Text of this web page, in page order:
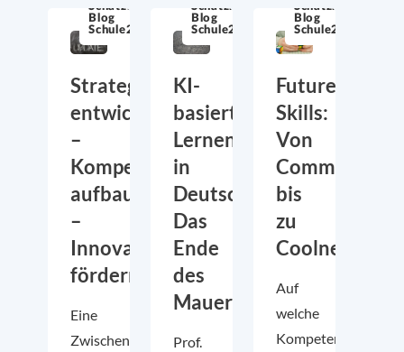
Schatzkiste
Blog
Schule21
Strategien
entwickeln
–
Kompetenzen
aufbauen
–
Innovationen
fördern
Eine
Zwischenbilanz
Schatzkiste
Blog
Schule21
KI-
basiertes
Lernen
in
Deutschland:
Das
Ende
des
Mauerblümchendaseins?
Prof.
Schatzkiste
Blog
Schule21
Future
Skills:
Von
bis
zu
Coolness.
Auf
welche
Kompetenzen